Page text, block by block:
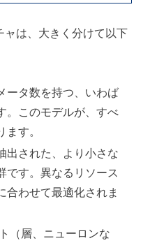
ャは、大きく分けて以下
ータ数を持つ、いわば
。このモデルが、すべ
す。
出された、より小さな
です。異なるリソース
合わせて最適化されま
（層、ニューロンな